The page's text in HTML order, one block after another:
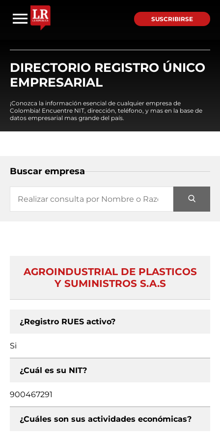
SUSCRIBIRSE
DIRECTORIO REGISTRO ÚNICO
EMPRESARIAL
¡Conozca la información esencial de cualquier empresa de
Colombia! Encuentre NIT, dirección, teléfono, y mas en la base de
datos empresarial mas grande del país.
Buscar empresa
AGROINDUSTRIAL DE PLASTICOS
Y SUMINISTROS S.A.S
¿Registro RUES activo?
Si
¿Cuál es su NIT?
900467291
¿Cuáles son sus actividades económicas?